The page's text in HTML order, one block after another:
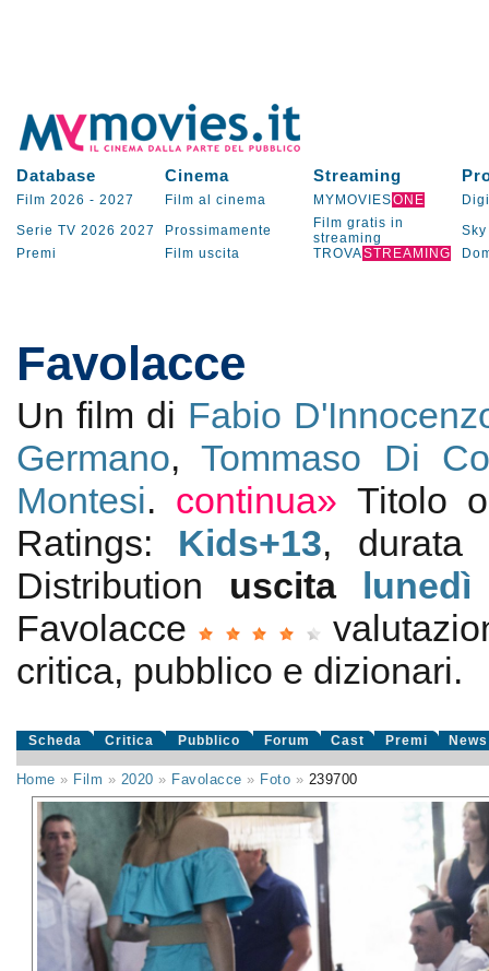
Database Cinema Streaming
Film 2026 - 2027 Film al cinema MYMOVIESONE
Serie TV 2026 2027 Prossimamente
Film gratis in
streaming
Sky
Premi
Film uscita TROVASTREAMING
Favolacce
Un film di Fabio
Germano,Tommaso Di
Montesi. continua» Titolo
Ratings: Kids+13,
Distribution uscita lunedì
Favolacce
critica, pubblico e dizionari.
Scheda Critica Pubblico Forum Cast Premi News
Home » Film » 2020 » Favolacce » Foto » 239700